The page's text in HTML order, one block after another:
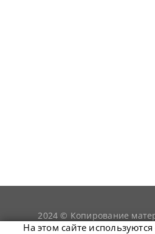
2024 © Копирование
только при условии
На этом сайте